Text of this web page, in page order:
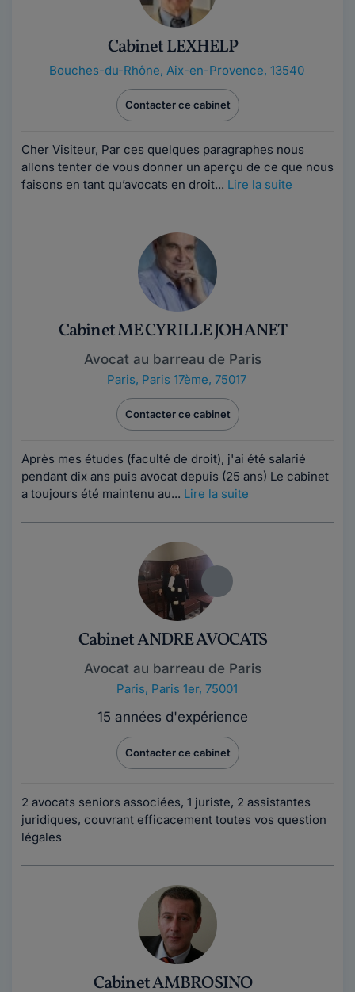
Cabinet LEXHELP
Bouches-du-Rhône, Aix-en-Provence, 13540
Contacter ce cabinet
Cher Visiteur, Par ces quelques paragraphes nous
allons tenter de vous donner un aperçu de ce que nous
faisons en tant qu’avocats en droit... Lire la suite
Cabinet ME CYRILLE JOHANET
Avocat au barreau de Paris
Paris, Paris 17ème, 75017
Contacter ce cabinet
Après mes études (faculté de droit), j'ai été salarié
pendant dix ans puis avocat depuis (25 ans) Le cabinet
a toujours été maintenu au... Lire la suite
Cabinet ANDRE AVOCATS
Avocat au barreau de Paris
Paris, Paris 1er, 75001
15 années d'expérience
Contacter ce cabinet
2 avocats seniors associées, 1 juriste, 2 assistantes
juridiques, couvrant efficacement toutes vos question
légales
Cabinet AMBROSINO